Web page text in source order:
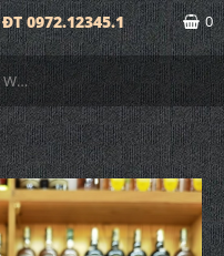
ĐT 0972.12345.1 0
Rượu Whisky Dalmore 12YO